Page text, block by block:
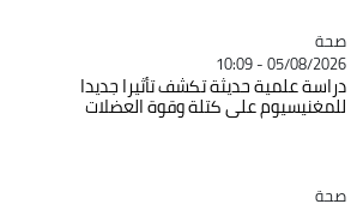
Catégorie
صحة
05/08/2026 - 10:09
دراسة علمية حديثة تكشف تأثيرا جديدا
للمغنيسيوم على كتلة وقوة العضلات
Catégorie
صحة